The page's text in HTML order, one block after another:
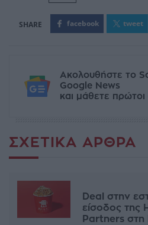
facebook tweet
Ακολουθήστε το
Google News
και μάθετε πρώτοι
ΣΧΕΤΙΚΆ ΆΡΘΡΑ
Deal στην
είσοδος της
Partners στη